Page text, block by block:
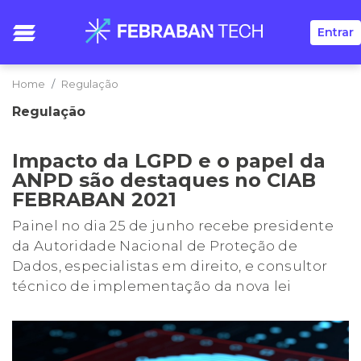
Entrar
Home Regulação
Regulação
Impacto da LGPD e o papel da
ANPD são destaques no CIAB
FEBRABAN 2021
Painel no dia 25 de junho recebe presidente
da Autoridade Nacional de Proteção de
Dados, especialistas em direito, e consultor
técnico de implementação da nova lei